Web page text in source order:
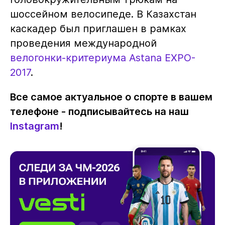
шоссейном велосипеде. В Казахстан
каскадер был приглашен в рамках
проведения международной
велогонки-критериума Astana EXPO-
2017.
Все самое актуальное о спорте в вашем
телефоне - подписывайтесь на наш
Instagram!